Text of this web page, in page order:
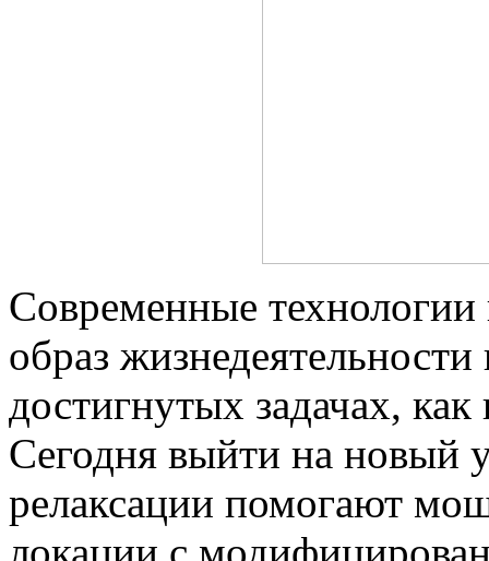
Современные
образ жизнедеятельности
достигнутых задачах,
Сегодня выйти на новый
релаксации помогают
локации с